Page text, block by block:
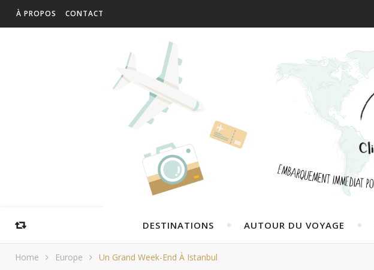
À PROPOS CONTACT
DESTINATIONS AUTOUR DU VOYAGE
Home Europe Un Grand Week-End À Istanbul